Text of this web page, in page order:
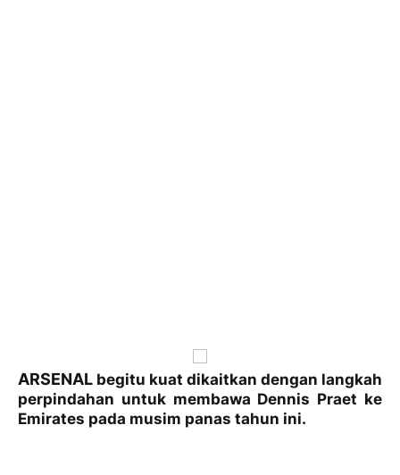
ARSENAL begitu kuat dikaitkan dengan langkah
perpindahan untuk membawa Dennis Praet ke
Emirates pada musim panas tahun ini.